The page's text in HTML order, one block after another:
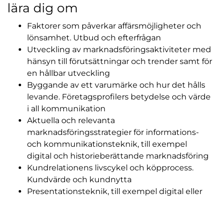
lära dig om
Faktorer som påverkar affärsmöjligheter och
lönsamhet. Utbud och efterfrågan
Utveckling av marknadsföringsaktiviteter med
hänsyn till förutsättningar och trender samt för
en hållbar utveckling
Byggande av ett varumärke och hur det hålls
levande. Företagsprofilers betydelse och värde
i all kommunikation
Aktuella och relevanta
marknadsföringsstrategier för informations-
och kommunikationsteknik, till exempel
digital och historieberättande marknadsföring
Kundrelationens livscykel och köpprocess.
Kundvärde och kundnytta
Presentationsteknik, till exempel digital eller